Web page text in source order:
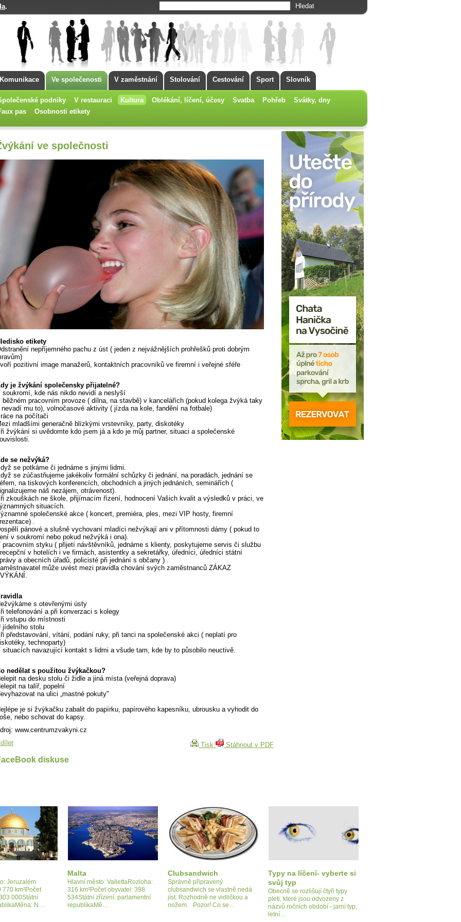
.
Komunikace Ve společenosti V zaměstnání Stolování Cestování Sport Slovník
podniky V restauraci Kultura Oblékání, líčení, účesy Svatba Pohřeb
Svátky, dny
pas
Osobnosti etikety
ve společnosti
etikety
nepříjemného pachu z úst ( jeden z nejvážnějších prohřešků proti dobrým
pozitivní image manažerů, kontaktních pracovníků ve firemní i veřejné sféře
je žvýkání společensky přijatelné?
soukromí, kde nás nikdo nevidí a neslyší
běžném pracovním provoze ( dílna, na stavbě) v kancelářích (pokud kolega žvýká taky
nevadí mu to), volnočasové aktivity ( jízda na kole, fandění na fotbale)
na počítači
mladšími generačně blízkými vrstevníky, party, diskotéky
žvýkání si uvědomte kdo jsem já a kdo je můj partner, situaci a společenské
se nežvýká?
se potkáme či jednáme s jinými lidmi.
se zúčastňujeme jakékoliv formální schůzky či jednání, na poradách, jednání se
na tiskových konferencích, obchodních a jiných jednáních, seminářích (
náš nezájem, otrávenost).
zkouškách ne škole, přijímacím řízení, hodnocení Vašich kvalit a výsledků v práci, ve
situacích.
společenské akce ( koncert, premiéra, ples, mezi VIP hosty, firemní
.
pánové a slušně vychovaní mladíci nežvýkají ani v přítomnosti dámy ( pokud to
v soukromí nebo pokud nežvýká i ona).
pracovním styku ( přijetí návštěvníků, jednáme s klienty, poskytujeme servis či službu
v hotelích i ve firmách, asistentky a sekretářky, úředníci, úředníci státní
a obecních úřadů, policisté při jednání s občany ) .
může uvést mezi pravidla chování svých zaměstnanců ZÁKAZ
s otevřenými ústy
telefonování a při konverzaci s kolegy
vstupu do místnosti
jídelního stolu
představování, vítání, podání ruky, při tanci na společenské akci ( neplatí pro
technoparty)
situacích navazující kontakt s lidmi a všude tam, kde by to působilo neuctivě.
nedělat s použitou žvýkačkou?
na desku stolu či židle a jiná místa (veřejná doprava)
na talíř, popelní
na ulici „mastné pokuty"
je si žvýkačku zabalit do papírku, papírového kapesníku, ubrousku a vyhodit do
nebo schovat do kapsy.
www.centrumzvakyni.cz
Tisk Stáhnout v PDF
diskuse
Jeruzalém
770 km²Počet
000Státní
N…
Malta
Hlavní město: VallettaRozloha:
316 km²Počet obyvatel: 398
534Státní zřízení: parlamentní
republikaMě…
Clubsandwich
Správně připravený
clubsandwich se vlastně nedá
jíst. Rozhodně ne vidličkou a
nožem. Pozor! Co se…
Typy na líčení- vyberte si
svůj typ
Obecně se rozlišují čtyři typy
pleti, které jsou odvozeny z
názvů ročních období - jarní typ,
letní…